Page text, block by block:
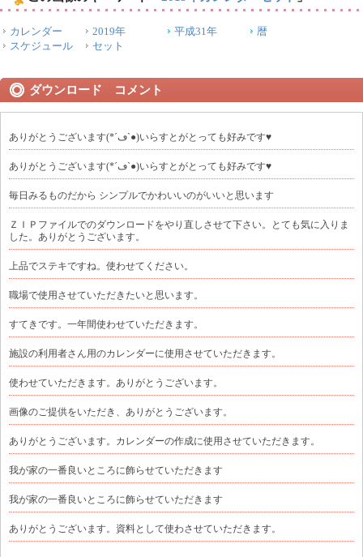
カレンダー 2019年 平成31年
暦
スケジュール
セット
ダウンロード コメント
ありがとうございます(*´ڡ`●)いらすとがとっても好みです♥
ありがとうございます(*´ڡ`●)いらすとがとっても好みです♥
毎日みるものだから シンプルでかわいいのがいいと思います
ＺＩＰファイルでのダウンロードをやり直しさせて下さい。とても気に入りま
した。ありがとうございます。
上品でステキですね。使わせてください。
職場で使用させていただきたいと思います。
すてきです。一年間使わせていただきます。
施設の利用者さん用のカレンダーに使用させていただきます。
使わせていただきます。ありがとうございます。
画像のご提供をいただき、ありがとうございます。
ありがとうございます。カレンダーの作成に使用させていただきます。
我が家の一番良いところに飾らせていただきます
我が家の一番良いところに飾らせていただきます
ありがとうございます。資料として使わさせていただきます。